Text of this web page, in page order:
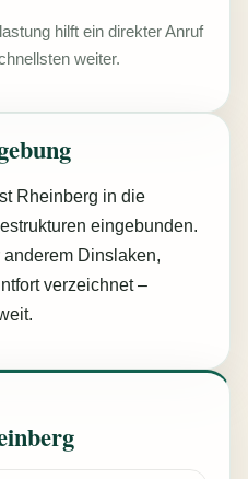
hilft ein direkter Anruf
weiter.
Rheinberg in die
eingebunden.
anderem Dinslaken,
verzeichnet –